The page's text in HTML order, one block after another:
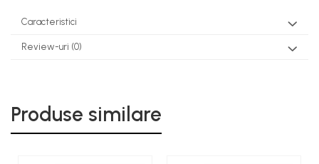
Caracteristici
Review-uri (0)
Produse similare